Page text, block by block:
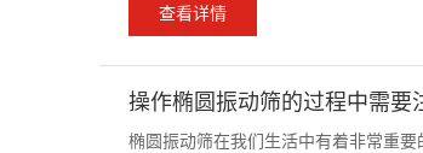
查看详情
操作椭圆振动筛的过程中需要
椭圆振动筛在我们生活中有着非常重